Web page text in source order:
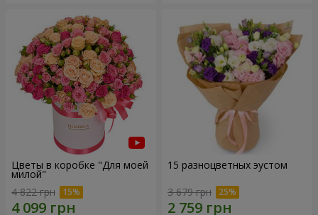
Цветы в коробке "Для моей
милой"
4 822 грн
15 разноцветных эустом
3 679 грн